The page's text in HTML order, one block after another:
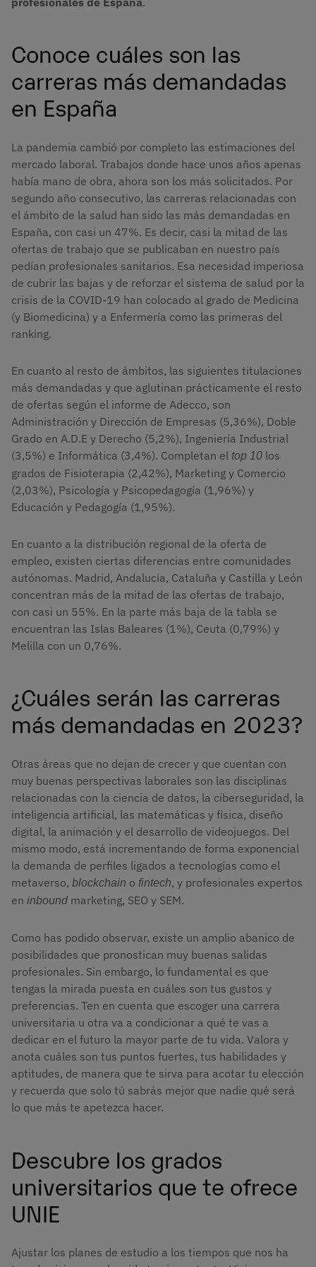
Conoce cuáles son las
carreras más demandadas
en España
La pandemia cambió por completo las estimaciones del
mercado laboral. Trabajos donde hace unos años apenas
había mano de obra, ahora son los más solicitados. Por
segundo año consecutivo, las carreras relacionadas con
el ámbito de la salud han sido las más demandadas en
España, con casi un 47%. Es decir, casi la mitad de las
ofertas de trabajo que se publicaban en nuestro país
pedían profesionales sanitarios. Esa necesidad imperiosa
de cubrir las bajas y de reforzar el sistema de salud por la
crisis de la COVID-19 han colocado al grado de Medicina
(y Biomedicina) y a Enfermería como las primeras del
ranking.
En cuanto al resto de ámbitos, las siguientes titulaciones
más demandadas y que aglutinan prácticamente el resto
de ofertas según el informe de Adecco, son
Administración y Dirección de Empresas (5,36%), Doble
Grado en A.D.E y Derecho (5,2%), Ingeniería Industrial
(3,5%) e Informática (3,4%). Completan el top 10 los
grados de Fisioterapia (2,42%), Marketing y Comercio
(2,03%), Psicología y Psicopedagogía (1,96%) y
Educación y Pedagogía (1,95%).
En cuanto a la distribución regional de la oferta de
empleo, existen ciertas diferencias entre comunidades
autónomas. Madrid, Andalucía, Cataluña y Castilla y León
concentran más de la mitad de las ofertas de trabajo,
con casi un 55%. En la parte más baja de la tabla se
encuentran las Islas Baleares (1%), Ceuta (0,79%) y
Melilla con un 0,76%.
¿Cuáles serán las carreras
más demandadas en 2023?
Otras áreas que no dejan de crecer y que cuentan con
muy buenas perspectivas laborales son las disciplinas
relacionadas con la ciencia de datos, la ciberseguridad, la
inteligencia artificial, las matemáticas y física, diseño
digital, la animación y el desarrollo de videojuegos. Del
mismo modo, está incrementando de forma exponencial
la demanda de perfiles ligados a tecnologías como el
metaverso, blockchain o fintech, y profesionales expertos
en inbound marketing, SEO y SEM.
Como has podido observar, existe un amplio abanico de
posibilidades que pronostican muy buenas salidas
profesionales. Sin embargo, lo fundamental es que
tengas la mirada puesta en cuáles son tus gustos y
preferencias. Ten en cuenta que escoger una carrera
universitaria u otra va a condicionar a qué te vas a
dedicar en el futuro la mayor parte de tu vida. Valora y
anota cuáles son tus puntos fuertes, tus habilidades y
aptitudes, de manera que te sirva para acotar tu elección
y recuerda que solo tú sabrás mejor que nadie qué será
lo que más te apetezca hacer.
Descubre los grados
universitarios que te ofrece
UNIE
Ajustar los planes de estudio a los tiempos que nos ha